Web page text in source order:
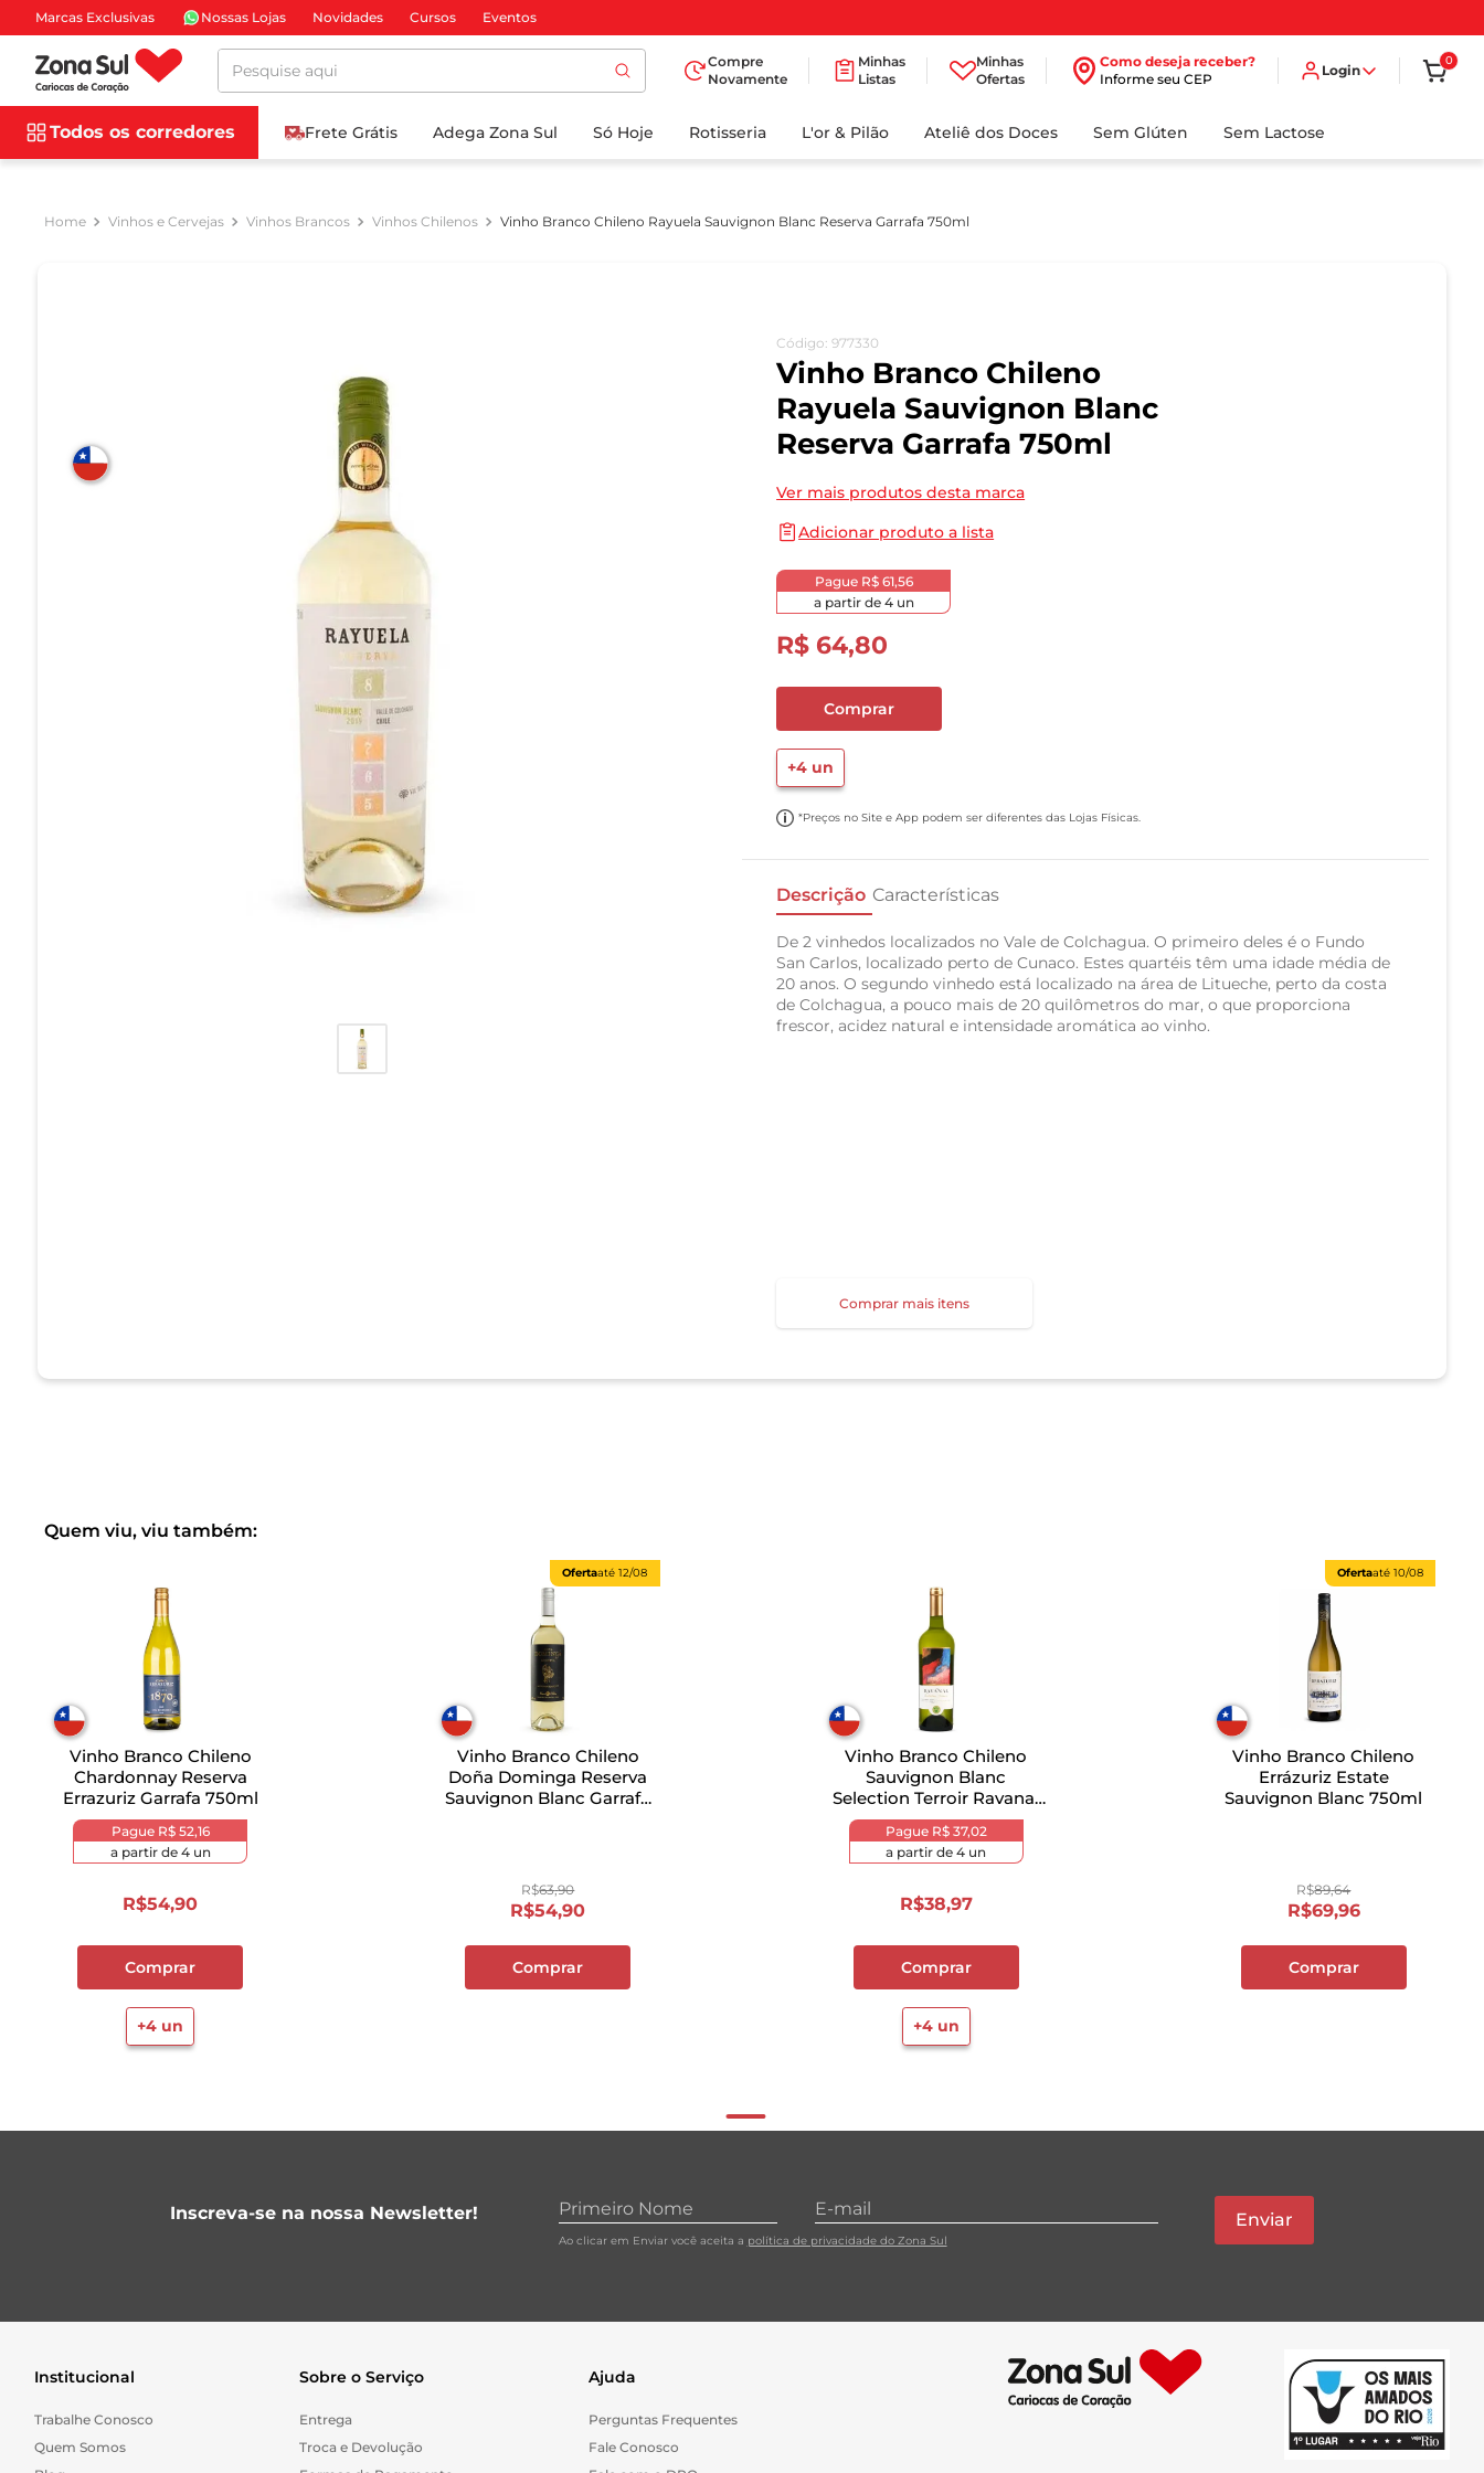
Marcas Exclusivas Nossas Lojas Novidades Cursos Eventos
Pesquise aqui
Compre
Novamente
Minhas
Listas
Minhas
Ofertas
Como deseja receber?
Informe seu CEP
Login
0
Todos os corredores Frete Grátis Adega Zona Sul Só Hoje Rotisseria L'or & Pilão Ateliê dos Doces Sem Glúten Sem Lactose
Vinhos e Cervejas Vinhos Brancos Vinhos Chilenos Vinho Branco Chileno Rayuela Sauvignon Blanc Reserva Garrafa 750ml
Código:977330
Vinho Branco Chileno
Rayuela Sauvignon Blanc
Reserva Garrafa 750ml
Ver mais produtos desta marca
Adicionar produto a lista
Pague R$ 61,56
a partir de 4un
R$ 64,80
Comprar
+4 un
*Preços no Site e App podem ser diferentes das Lojas Físicas.
Descrição Características
De 2 vinhedos localizados no Vale de Colchagua. O primeiro deles é o Fundo
San Carlos, localizado perto de Cunaco. Estes quartéis têm uma idade média de
20 anos. O segundo vinhedo está localizado na área de Litueche, perto da costa
de Colchagua, a pouco mais de 20 quilômetros do mar, o que proporciona
frescor, acidez natural e intensidade aromática ao vinho.
Comprar mais itens
Quem viu, viu também:
Vinho Branco Chileno
Chardonnay Reserva
Errazuriz Garrafa 750ml
Pague R$ 52,16
a partir de 4un
R$54,90
Comprar
+4 un
Ofertaaté12/08
Vinho Branco Chileno
Doña Dominga Reserva
Sauvignon Blanc Garrafa
R$63,90
R$54,90
Comprar
Vinho Branco Chileno
Sauvignon Blanc
Selection Terroir Ravanal
750ml
Pague R$ 37,02
a partir de4 un
R$38,97
Comprar
+4un
Ofertaaté10/08
Vinho Branco Chileno
Errázuriz Estate
Sauvignon Blanc 750ml
R$89,64
R$69,96
Comprar
Inscreva-se na nossa Newsletter!
Ao clicar em Enviar você aceita a política de privacidade do Zona Sul
Enviar
Institucional
Trabalhe Conosco
Quem Somos
Sobre o Serviço
Entrega
Troca e Devolução
Ajuda
Perguntas Frequentes
Fale Conosco
BUSCADOS